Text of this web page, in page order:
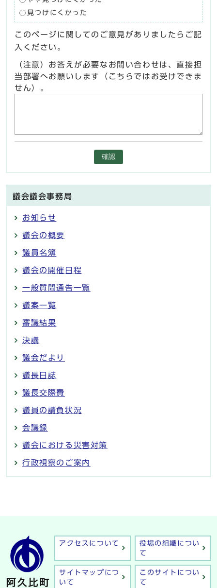
見つけにくかった
このページに関してのご意見がありましたらご記
入ください。
（注意）お答えが必要なお問い合わせは、直接担
当部署へお願いします（こちらではお受けできま
せん）。
確認
議会議会事務局
お知らせ
議会の概要
議員名簿
議会の開催日程
一般質問通告一覧
議案一覧
審議結果
決議
議会だより
議長日誌
議長交際費
議員の請負状況
会議録
議会における災害対策
行政視察のご案内
アクセスについて
役場の組織につい
て
サイトマップにつ
いて
このサイトについ
て